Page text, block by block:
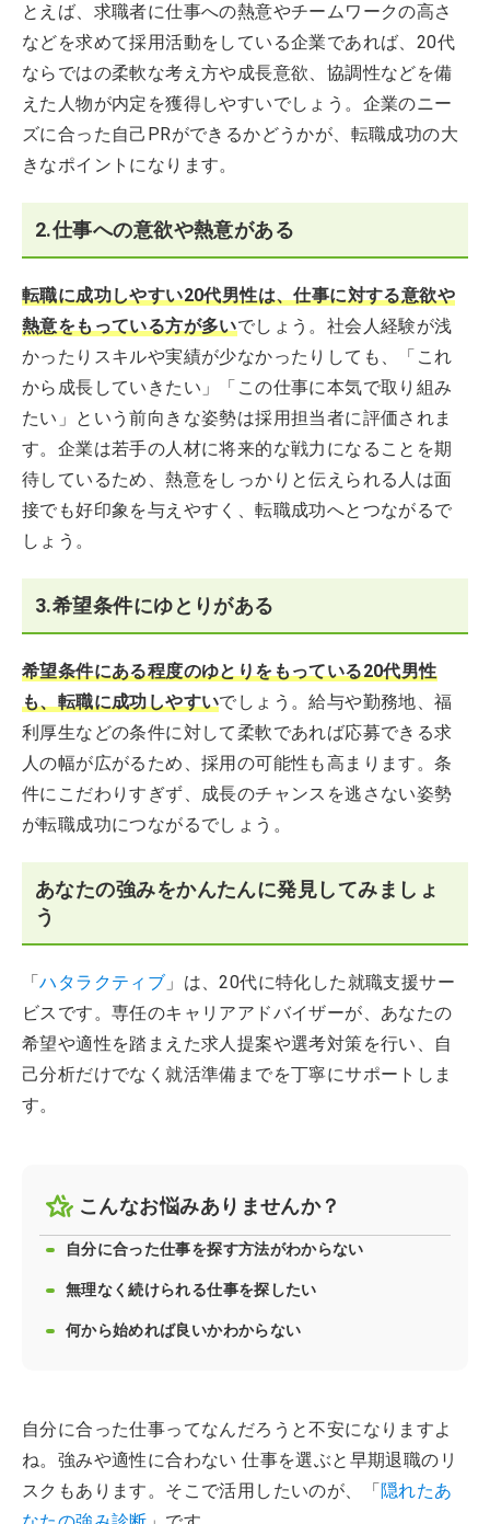
とえば、求職者に仕事への熱意やチームワークの高さ
などを求めて採用活動をしている企業であれば、20代
ならではの柔軟な考え方や成長意欲、協調性などを備
えた人物が内定を獲得しやすいでしょう。企業のニー
ズに合った自己PRができるかどうかが、転職成功の大
きなポイントになります。
2.仕事への意欲や熱意がある
転職に成功しやすい20代男性は、仕事に対する意欲や
熱意をもっている方が多いでしょう。社会人経験が浅
かったりスキルや実績が少なかったりしても、「これ
から成長していきたい」「この仕事に本気で取り組み
たい」という前向きな姿勢は採用担当者に評価されま
す。企業は若手の人材に将来的な戦力になることを期
待しているため、熱意をしっかりと伝えられる人は面
接でも好印象を与えやすく、転職成功へとつながるで
しょう。
3.希望条件にゆとりがある
希望条件にある程度のゆとりをもっている20代男性
も、転職に成功しやすいでしょう。給与や勤務地、福
利厚生などの条件に対して柔軟であれば応募できる求
人の幅が広がるため、採用の可能性も高まります。条
件にこだわりすぎず、成長のチャンスを逃さない姿勢
が転職成功につながるでしょう。
あなたの強みをかんたんに発見してみましょ
う
「ハタラクティブ 」は、20代に特化した就職支援サー
ビスです。専任のキャリアアドバイザーが、あなたの
希望や適性を踏まえた求人提案や選考対策を行い、自
己分析だけでなく就活準備までを丁寧にサポートしま
す。
こんなお悩みありませんか？
自分に合った仕事を探す方法がわからない
無理なく続けられる仕事を探したい
何から始めれば良いかわからない
自分に合った仕事ってなんだろうと不安になりますよ
ね。強みや適性に合わない 仕事を選ぶと早期退職のリ
スクもあります。そこで活用したいのが、「隠れたあ